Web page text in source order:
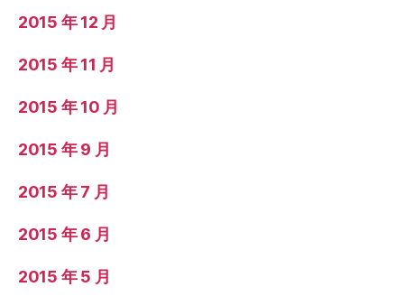
2015 年 12 月
2015 年 11 月
2015 年 10 月
2015 年 9 月
2015 年 7 月
2015 年 6 月
2015 年 5 月